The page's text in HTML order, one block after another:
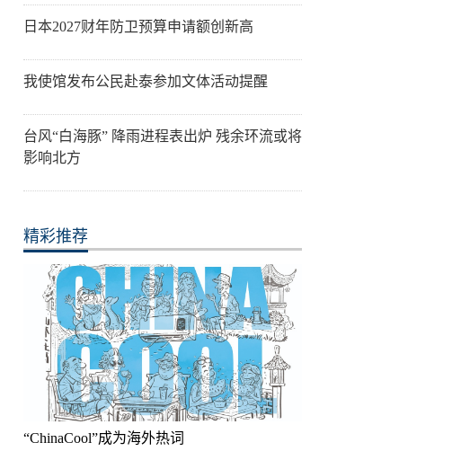
日本2027财年防卫预算申请额创新高
我使馆发布公民赴泰参加文体活动提醒
台风“白海豚” 降雨进程表出炉 残余环流或将
影响北方
精彩推荐
“ChinaCool”成为海外热词